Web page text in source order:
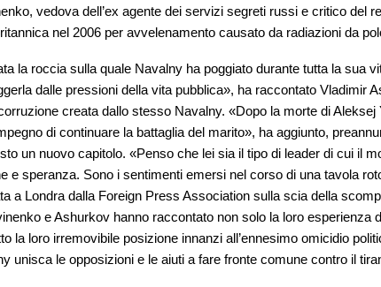
vedova dell’ex agente dei servizi segreti russi e critico del
nel 2006 per avvelenamento causato da radiazioni da
la roccia sulla quale Navalny ha poggiato durante tutta la sua
dalle pressioni della vita pubblica», ha raccontato Vladimir
creata dallo stesso Navalny. «Dopo la morte di Aleksej
di continuare la battaglia del marito», ha aggiunto,
un nuovo capitolo. «Penso che lei sia il tipo di leader di cui il
e speranza. Sono i sentimenti emersi nel corso di una tavola
a Londra dalla Foreign Press Association sulla scia della
e Ashurkov hanno raccontato non solo la loro esperienza
la loro irremovibile posizione innanzi all’ennesimo omicidio
unisca le opposizioni e le aiuti a fare fronte comune contro il